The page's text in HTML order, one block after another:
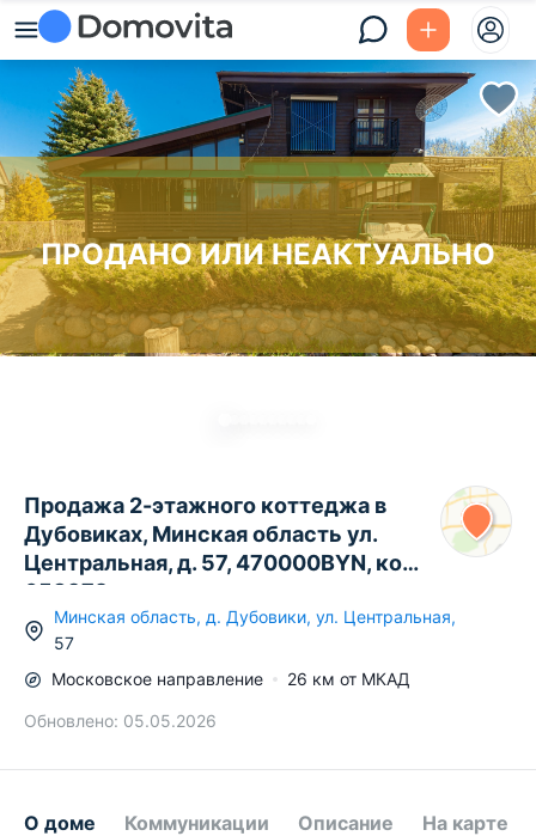
ПРОДАНО ИЛИ НЕАКТУАЛЬНО
Продажа 2-этажного коттеджа в
Дубовиках, Минская область ул.
Центральная, д. 57, 470000BYN, код
658972
Минская область, д. Дубовики, ул. Центральная,
57
Московское направление 26 км от МКАД
Обновлено: 05.05.2026
О доме Коммуникации Описание На карте